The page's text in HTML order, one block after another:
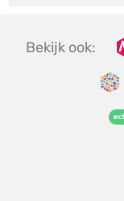
Bekijk ook: